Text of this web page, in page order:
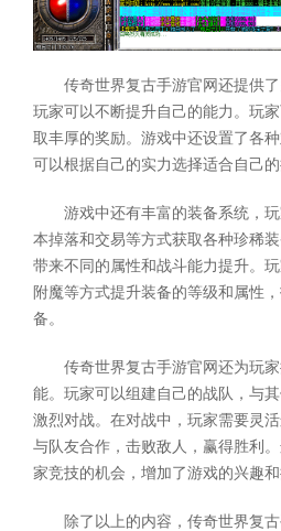
传奇世界复古手游官网还提供
玩家可以不断提升自己的能力。玩
取丰厚的奖励。游戏中还设置了各
可以根据自己的实力选择适合自己的
游戏中还有丰富的装备系统，
本掉落和交易等方式获取各种珍稀
带来不同的属性和战斗能力提升。
附魔等方式提升装备的等级和属性
备。
传奇世界复古手游官网还为玩
能。玩家可以组建自己的战队，与
激烈对战。在对战中，玩家需要灵
与队友合作，击败敌人，赢得胜利
家竞技的机会，增加了游戏的兴趣和
除了以上的内容，传奇世界复